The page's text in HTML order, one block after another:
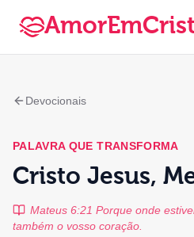
Devocionais
PALAVRA QUE TRANSFORMA
Cristo Jesus,
Mateus 6:21 Porque onde
também o vosso coração.